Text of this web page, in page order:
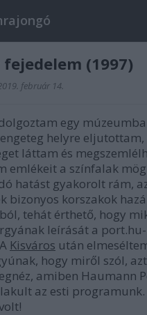
(1997)
február 14.
egy
helyre eljutottam,
láttam és
emlékeit a színfalak
hatást gyakorolt rám,
bizonyos korszakok
tehát érthető, hogy
leírását a
Kisváros után
hogy miről szól,
amiben Haumann
az esti programunk.